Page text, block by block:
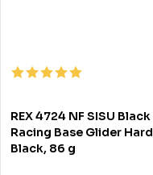
REX 4724 NF SISU Black
Racing Base Glider Hard
Black, 86 g